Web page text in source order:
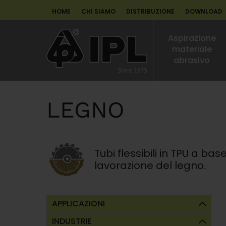
HOME CHI SIAMO DISTRIBUZIONE DOWNLOAD
Aspirazione
materiale
abrasivo
LEGNO
Tubi flessibili in TPU a
lavorazione del legno.
APPLICAZIONI
Tubi flessibili per abrasione
INDUSTRIE